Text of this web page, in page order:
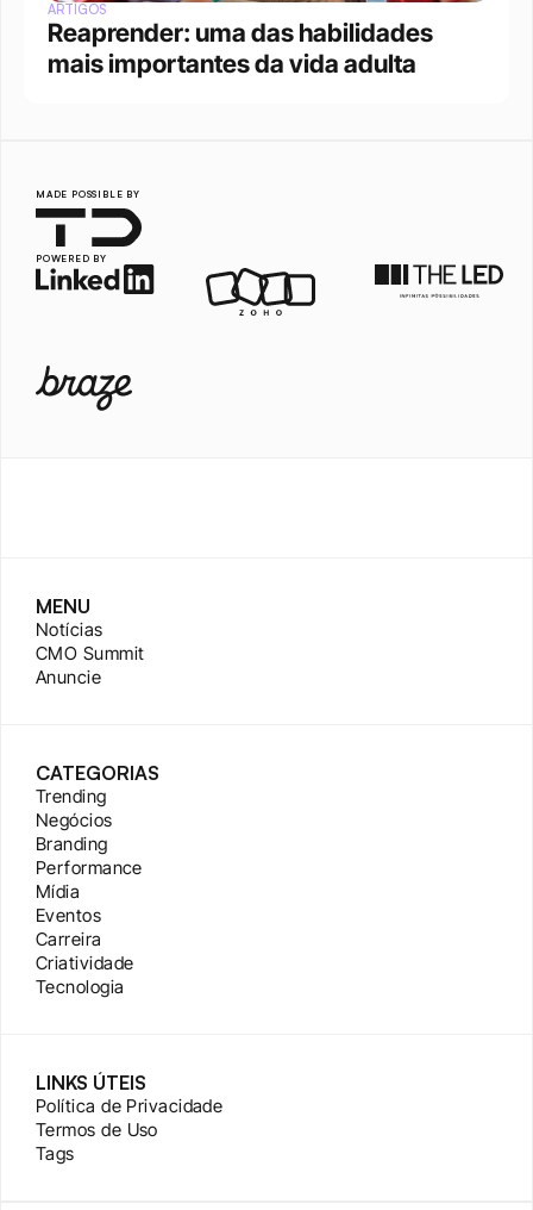
ARTIGOS
Reaprender: uma das habilidades
mais importantes da vida adulta
MADE POSSIBLE BY
POWERED BY
MENU
Notícias
CMO Summit
Anuncie
CATEGORIAS
Trending
Negócios
Branding
Performance
Mídia
Eventos
Carreira
Criatividade
Tecnologia
LINKS ÚTEIS
Política de Privacidade
Termos de Uso
Tags